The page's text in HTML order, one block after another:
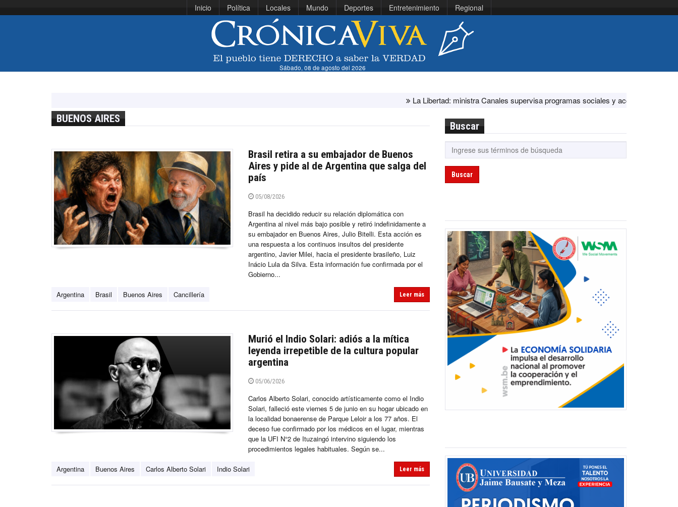
Inicio Política Locales Mundo Deportes Entretenimiento Regional
Sábado, 08 de agosto del 2026
La Libertad: ministra Canales supervisa programas sociales y acciones ante El Niño
BUENOS AIRES
Brasil retira a su embajador de Buenos
Aires y pide al de Argentina que salga del
país
05/08/2026
Brasil ha decidido reducir su relación diplomática con
Argentina al nivel más bajo posible y retiró indefinidamente a
su embajador en Buenos Aires, Julio Bitelli. Esta acción es
una respuesta a los continuos insultos del presidente
argentino, Javier Milei, hacia el presidente brasileño, Luiz
Inácio Lula da Silva. Esta información fue confirmada por el
Gobierno...
Argentina Brasil Buenos Aires Cancillería Leer más
Murió el Indio Solari: adiós a la mítica
leyenda irrepetible de la cultura popular
argentina
05/06/2026
Carlos Alberto Solari, conocido artísticamente como el Indio
Solari, falleció este viernes 5 de junio en su hogar ubicado en
la localidad bonaerense de Parque Leloir a los 77 años. El
deceso fue confirmado por los médicos en el lugar, mientras
que la UFI N°2 de Ituzaingó intervino siguiendo los
procedimientos legales habituales. Según se...
Argentina Buenos Aires Carlos Alberto Solari Indio Solari Leer más
Buscar
Buscar